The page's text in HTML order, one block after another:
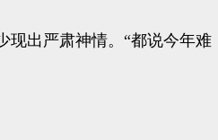
出严肃神情。“都说今年